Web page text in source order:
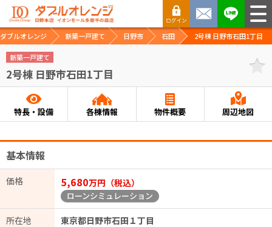
ブルオレンジ 新築一戸建て 日野市 石田 2号棟 日野市石田1丁目
新築一戸建て
2号棟 日野市石田1丁目
特長・設備 各棟情報 物件概要 周辺地図
基本情報
価格 5,680万円（税込）
ローンシミュレーション
所在地 東京都日野市石田１丁目